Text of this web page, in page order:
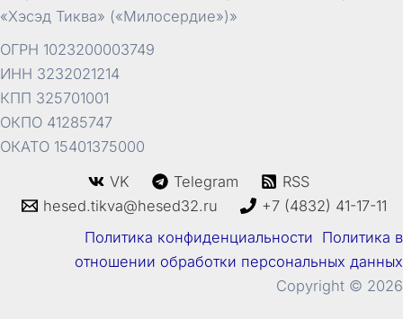
«Хэсэд Тиква» («Милосердие»)»
ОГРН 1023200003749
ИНН 3232021214
КПП 325701001
ОКПО 41285747
ОКАТО 15401375000
VK
Telegram
RSS
hesed.tikva@hesed32.ru
+7 (4832) 41-17-11
Политика конфиденциальности Политика в
отношении обработки персональных данных
Copyright © 2026